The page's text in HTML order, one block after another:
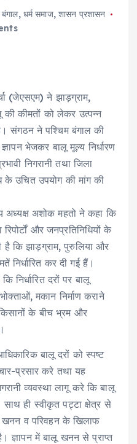
, धर्म समाज,शासन प्रशासन
(जेएसएम) ने झाड़ग्राम,
की कीमतों को लेकर उत्पन्न
संगठन ने पश्चिम बंगाल की
भेजकर बालू मूल्य निर्धारण
निगरानी तथा जिला
उचित उपयोग की मांग की
अध्यक्ष अशोक महतो ने कहा कि
और जनप्रतिनिधियों के
है कि झाड़ग्राम, पुरुलिया और
निर्धारित कर दी गई हैं।
निर्धारित दरों पर बालू
मकान निर्माण कराने
के बीच भ्रम और
बालू दरों को स्पष्ट
प्रसार करे तथा यह
व्यवस्था लागू करे कि बालू
साथ ही स्वीकृत पट्टा क्षेत्र से
व परिवहन के खिलाफ
ज्ञापन में बालू खनन से प्राप्त